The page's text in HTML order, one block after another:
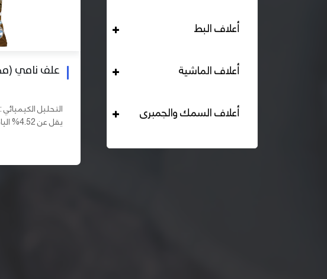
أعلاف البط
أعلاف الماشية
أعلاف السمك والجمبرى
علف بادي نامي علف دواجن بياض محبب 16% هيرمان
التحليل الكيميائي : بروتين خام لايقل عن 16% دهن خام لا
يقل عن 2,84% الياف خام لا تزيد عن 2.24% طاقة ممثلة
اقرأ المزيد